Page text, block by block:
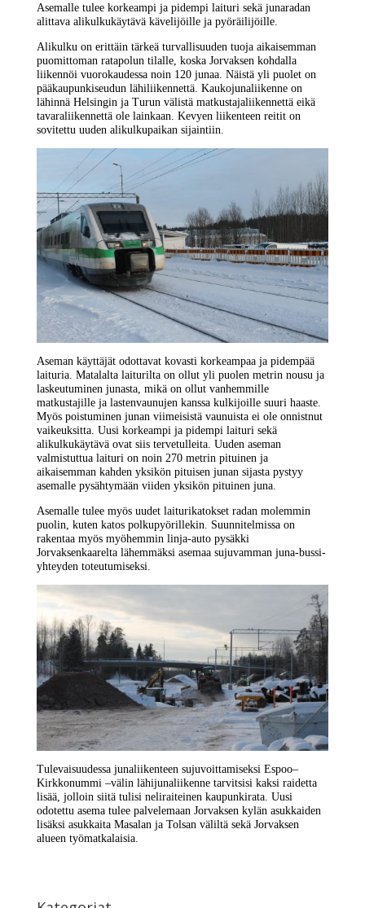
Asemalle tulee korkeampi ja pidempi laituri sekä junaradan
alittava alikulkukäytävä kävelijöille ja pyöräilijöille.
Alikulku on erittäin tärkeä turvallisuuden tuoja aikaisemman
puomittoman ratapolun tilalle, koska Jorvaksen kohdalla
liikennöi vuorokaudessa noin 120 junaa. Näistä yli puolet on
pääkaupunkiseudun lähiliikennettä. Kaukojunaliikenne on
lähinnä Helsingin ja Turun välistä matkustajaliikennettä eikä
tavaraliikennettä ole lainkaan. Kevyen liikenteen reitit on
sovitettu uuden alikulkupaikan sijaintiin.
Aseman käyttäjät odottavat kovasti korkeampaa ja pidempää
laituria. Matalalta laiturilta on ollut yli puolen metrin nousu ja
laskeutuminen junasta, mikä on ollut vanhemmille
matkustajille ja lastenvaunujen kanssa kulkijoille suuri haaste.
Myös poistuminen junan viimeisistä vaunuista ei ole onnistnut
vaikeuksitta. Uusi korkeampi ja pidempi laituri sekä
alikulkukäytävä ovat siis tervetulleita. Uuden aseman
valmistuttua laituri on noin 270 metrin pituinen ja
aikaisemman kahden yksikön pituisen junan sijasta pystyy
asemalle pysähtymään viiden yksikön pituinen juna.
Asemalle tulee myös uudet laiturikatokset radan molemmin
puolin, kuten katos polkupyörillekin. Suunnitelmissa on
rakentaa myös myöhemmin linja-auto pysäkki
Jorvaksenkaarelta lähemmäksi asemaa sujuvamman juna-bussi-
yhteyden toteutumiseksi.
Tulevaisuudessa junaliikenteen sujuvoittamiseksi Espoo–
Kirkkonummi –välin lähijunaliikenne tarvitsisi kaksi raidetta
lisää, jolloin siitä tulisi neliraiteinen kaupunkirata. Uusi
odotettu asema tulee palvelemaan Jorvaksen kylän asukkaiden
lisäksi asukkaita Masalan ja Tolsan väliltä sekä Jorvaksen
alueen työmatkalaisia.